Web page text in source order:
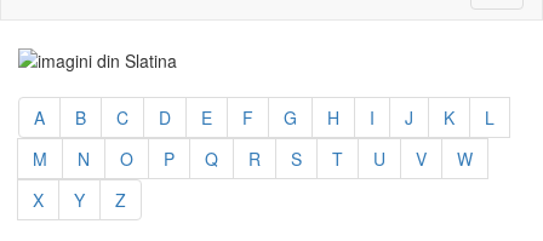
sau
A B C D E F G H I J K
L
M
N O P Q R S T U V
W
X
Y Z